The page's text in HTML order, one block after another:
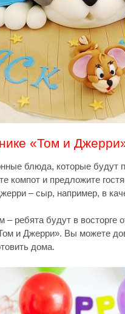
«Том и
блюда, которые
компот и предложите
– сыр, например, в
– ребята будут в восторге
и Джерри». Вы можете
дома.